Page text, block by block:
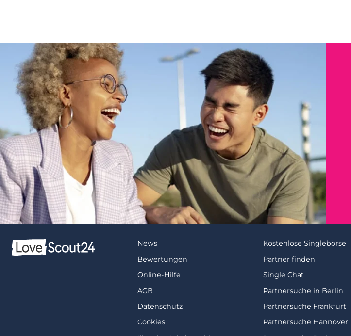
News
Bewertungen
Online-Hilfe
AGB
Datenschutz
Cookies
Kostenlose Singlebörse
Partner finden
Single Chat
Partnersuche in Berlin
Partnersuche Frankfurt
Partnersuche Hannover